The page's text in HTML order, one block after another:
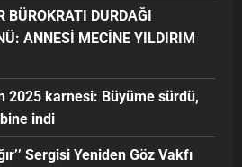
BÜROKRATI DURDAĞI
ANNESİ MECİNE YILDIRIM
2025 karnesi: Büyüme sürdü,
indi
Sergisi Yeniden Göz Vakfı